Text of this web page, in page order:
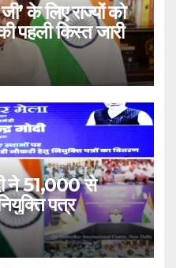
के लिए राज्यों को
पहली किस्त जारी
ने 51,000 से
पत्र